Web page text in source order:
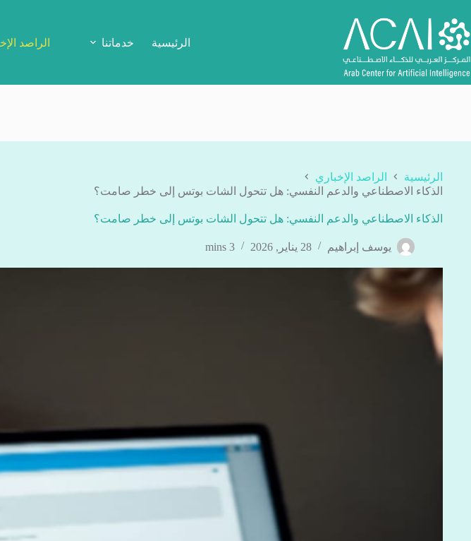
إلى
المحتوى
الرئيسية خدماتنا الراصد
الرئيسية
الراصد الإخباري
الذكاء الاصطناعي والدعم النفسي: هل تتحول الشات بوتس إلى خطر صامت؟
الذكاء الاصطناعي والدعم النفسي: هل تتحول الشات بوتس إلى خطر صامت؟
يوسف إبراهيم 28 يناير, 2026 3 mins